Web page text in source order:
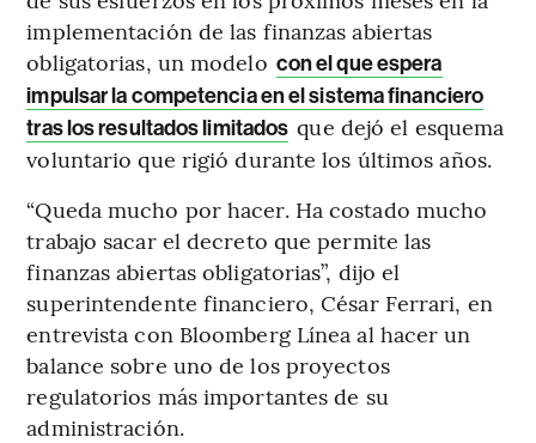
implementación de las finanzas abiertas
obligatorias, un modelo con el que espera
impulsar la competencia en el sistema financiero
tras los resultados limitados que dejó el esquema
voluntario que rigió durante los últimos años.
“Queda mucho por hacer. Ha costado mucho
trabajo sacar el decreto que permite las
finanzas abiertas obligatorias”, dijo el
superintendente financiero, César Ferrari, en
entrevista con Bloomberg Línea al hacer un
balance sobre uno de los proyectos
regulatorios más importantes de su
administración.